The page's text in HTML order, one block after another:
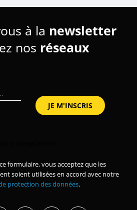
à la newsletter
nos réseaux
formulaire, vous acceptez que les
soient utilisées en accord avec notre
protection des données.